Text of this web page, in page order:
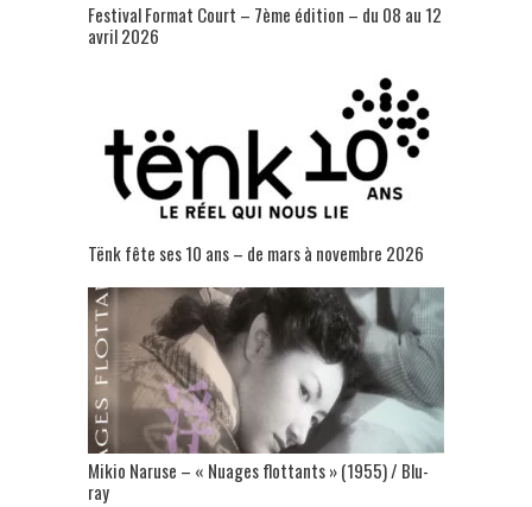
Festival Format Court – 7ème édition – du 08 au 12
avril 2026
Tënk fête ses 10 ans – de mars à novembre 2026
Mikio Naruse – « Nuages flottants » (1955) / Blu-
ray